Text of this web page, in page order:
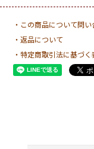
・この商品について問い
・返品について
・特定商取引法に基づく